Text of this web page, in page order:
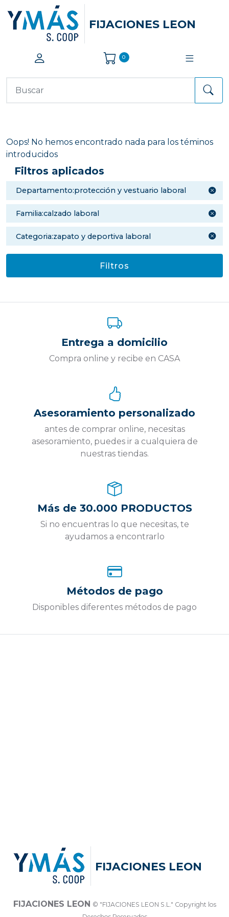
FIJACIONES LEON
0
Oops! No hemos encontrado nada para los téminos
introducidos
Filtros aplicados
departamento:protección y vestuario laboral
familia:calzado laboral
categoria:zapato y deportiva laboral
Filtros
Entrega a domicilio
Compra online y recibe en CASA
Asesoramiento personalizado
antes de comprar online, necesitas
asesoramiento, puedes ir a cualquiera de
nuestras tiendas.
Más de 30.000 PRODUCTOS
Si no encuentras lo que necesitas, te
ayudamos a encontrarlo
Métodos de pago
Disponibles diferentes métodos de pago
FIJACIONES LEON
FIJACIONES LEON © "FIJACIONES LEON S.L." Copyright los